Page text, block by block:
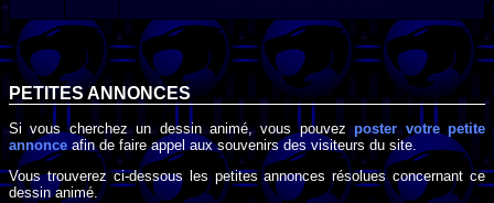
PETITES ANNONCES
Si vous cherchez un dessin animé, vous pouvezposter votre petite
annonce afin de faire appel aux souvenirs des visiteurs du site.
Vous trouverez ci-dessous les petites annonces résolues concernant ce
dessin animé.